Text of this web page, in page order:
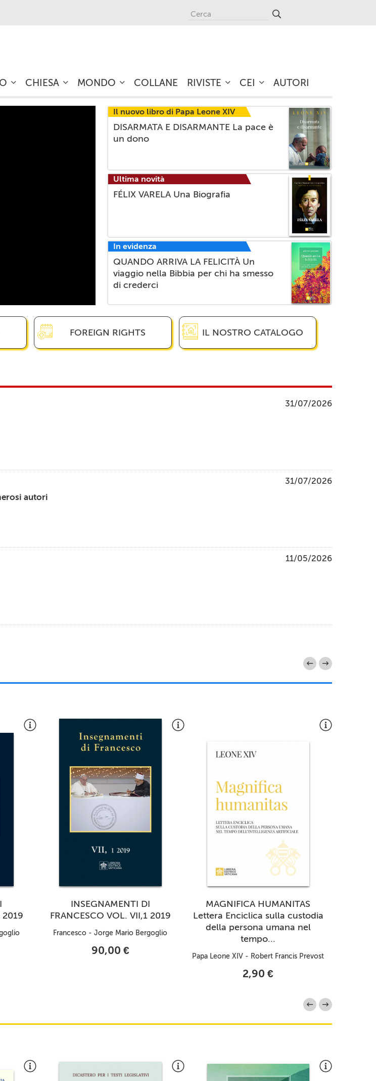
CHIESA MONDO COLLANE RIVISTE CEI AUTORI
Il nuovo libro di Papa Leone XIV
DISARMATA E DISARMANTE La pace è
un dono
Ultima novità
FÉLIX VARELA Una Biografia
In evidenza
QUANDO ARRIVA LA FELICITÀ Un
viaggio nella Bibbia per chi ha smesso
di crederci
FOREIGN RIGHTS IL NOSTRO CATALOGO
31/07/2026
31/07/2026
autori
11/05/2026
2019
INSEGNAMENTI DI
FRANCESCO VOL. VII,1 2019
Francesco - Jorge Mario Bergoglio
90,00 €
MAGNIFICA HUMANITAS
Lettera Enciclica sulla custodia
della persona umana nel
tempo...
Papa Leone XIV - Robert Francis Prevost
2,90 €